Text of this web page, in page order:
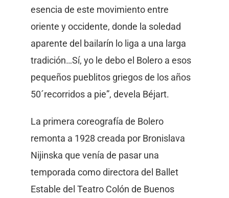
esencia de este movimiento entre
oriente y occidente, donde la soledad
aparente del bailarín lo liga a una larga
tradición…Sí, yo le debo el Bolero a esos
pequeños pueblitos griegos de los años
50´recorridos a pie”, devela Béjart.
La primera coreografía de Bolero
remonta a 1928 creada por Bronislava
Nijinska que venía de pasar una
temporada como directora del Ballet
Estable del Teatro Colón de Buenos